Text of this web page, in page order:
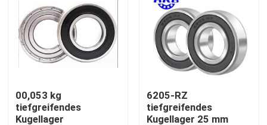
00,053 kg
tiefgreifendes
Kugellager
6205-RZ
tiefgreifendes
Kugellager 25 mm